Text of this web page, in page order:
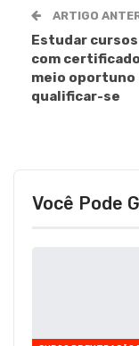
ARTIGO
Estudar
com
meio oportuno
qualificar-se
Você Pode